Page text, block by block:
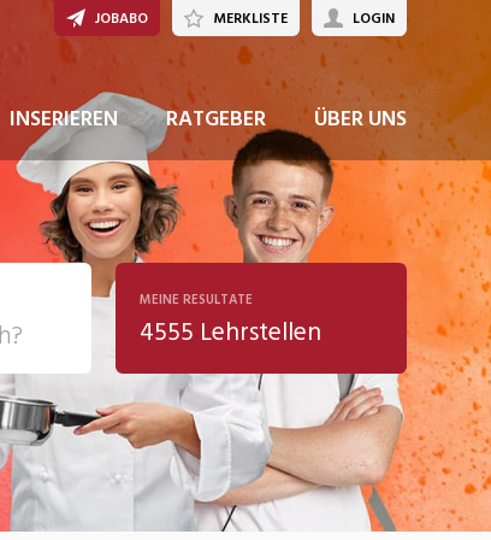
INSERIEREN RATGEBER ÜBER UNS
JOBABO MERKLISTE LOGIN
MEINE RESULTATE
4555 Lehrstellen
JETZT BEWERBEN